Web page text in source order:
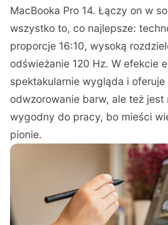
MacBooka Pro 14. Łączy on w
wszystko to, co najlepsze:
proporcje 16:10, wysoką
odświeżanie 120 Hz. W efekcie
spektakularnie wygląda i oferuje
odwzorowanie barw, ale też jest
wygodny do pracy, bo mieści
pionie.